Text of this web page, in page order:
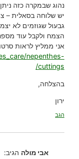
נהוג שבמקרה כזה
יש שלוחה בסאלית –
גבעול שגוזמים לא
הצמח ולקבל עוד
אני ממליץ לראות
nepenthes-
cuttings/
בהצלחה,
ירון
הגב
אבי מולה הגיב: